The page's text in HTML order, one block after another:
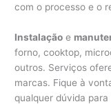
com o processo e o
Instalação e
forno, cooktop,
outros. Serviços
marcas. Fique à
qualquer dúvida